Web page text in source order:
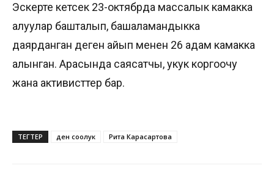
Эскерте кетсек 23-октябрда массалык камакка
алуулар башталып, башаламандыкка
даярданган деген айып менен 26 адам камакка
алынган. Арасында саясатчы, укук коргоочу
жана активисттер бар.
ТЕГТЕР ден соолук Рита Карасартова